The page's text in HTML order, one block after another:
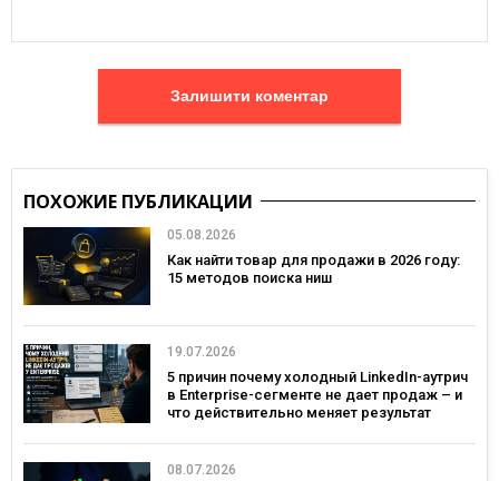
Залишити коментар
ПОХОЖИЕ ПУБЛИКАЦИИ
05.08.2026
Как найти товар для продажи в 2026 году:
15 методов поиска ниш
19.07.2026
5 причин почему холодный LinkedIn-аутрич
в Enterprise-сегменте не дает продаж – и
что действительно меняет результат
08.07.2026